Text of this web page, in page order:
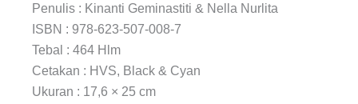
Penulis : Kinanti Geminastiti & Nella Nurlita
ISBN : 978-623-507-008-7
Tebal : 464 Hlm
Cetakan : HVS, Black & Cyan
Ukuran : 17,6 × 25 cm